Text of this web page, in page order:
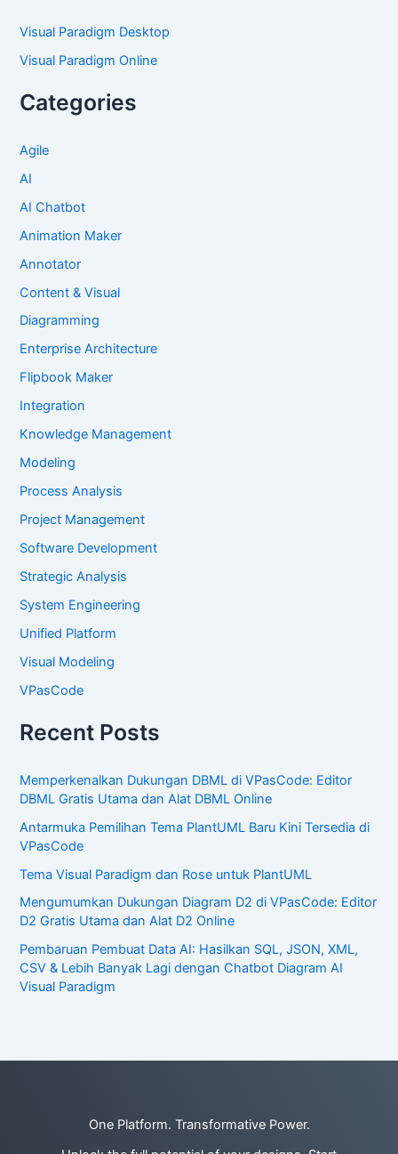
Visual Paradigm Desktop
Visual Paradigm Online
Categories
Agile
AI
AI Chatbot
Animation Maker
Annotator
Content & Visual
Diagramming
Enterprise Architecture
Flipbook Maker
Integration
Knowledge Management
Modeling
Process Analysis
Project Management
Software Development
Strategic Analysis
System Engineering
Unified Platform
Visual Modeling
VPasCode
Recent Posts
Memperkenalkan Dukungan DBML di VPasCode: Editor
DBML Gratis Utama dan Alat DBML Online
Antarmuka Pemilihan Tema PlantUML Baru Kini Tersedia di
VPasCode
Tema Visual Paradigm dan Rose untuk PlantUML
Mengumumkan Dukungan Diagram D2 di VPasCode: Editor
D2 Gratis Utama dan Alat D2 Online
Pembaruan Pembuat Data AI: Hasilkan SQL, JSON, XML,
CSV & Lebih Banyak Lagi dengan Chatbot Diagram AI
Visual Paradigm
One Platform. Transformative Power.